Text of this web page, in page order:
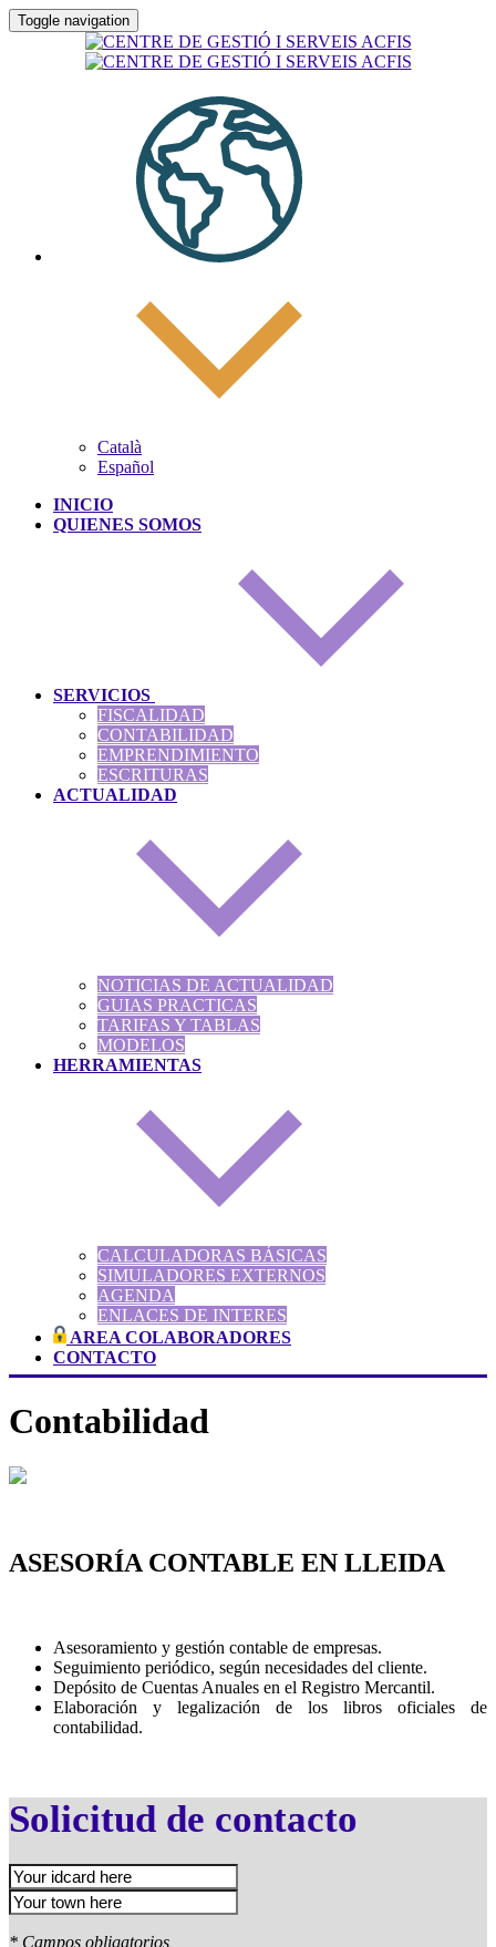
Toggle navigation
Català
Español
INICIO
QUIENES SOMOS
SERVICIOS
FISCALIDAD
CONTABILIDAD
EMPRENDIMIENTO
ESCRITURAS
ACTUALIDAD
NOTICIAS DE ACTUALIDAD
GUIAS PRACTICAS
TARIFAS Y TABLAS
MODELOS
HERRAMIENTAS
CALCULADORAS BÁSICAS
SIMULADORES EXTERNOS
AGENDA
ENLACES DE INTERES
AREA COLABORADORES
CONTACTO
Contabilidad
ASESORÍA CONTABLE EN LLEIDA
Asesoramiento y gestión contable de empresas.
Seguimiento periódico, según necesidades del cliente.
Depósito de Cuentas Anuales en el Registro Mercantil.
Elaboración y legalización de los libros oficiales de
contabilidad.
Solicitud de contacto
* Campos obligatorios